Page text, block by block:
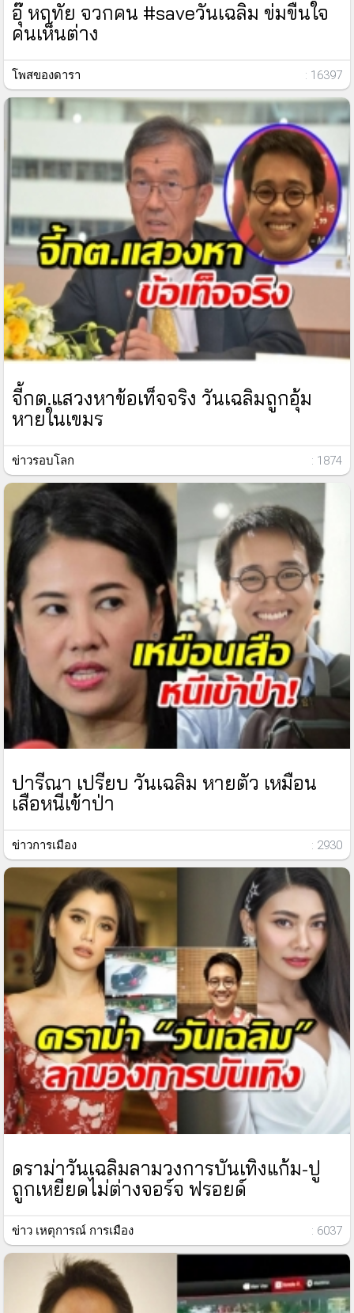
อุ๊ หฤทัย จวกคน #saveวันเฉลิม ข่มขืนใจ
คนเห็นต่าง
โพสของดารา : 16397
จี้กต.แสวงหาข้อเท็จจริง วันเฉลิมถูกอุ้ม
หายในเขมร
ข่าวรอบโลก : 1874
ปารีณา เปรียบ วันเฉลิม หายตัว เหมือน
เสือหนีเข้าป่า
ข่าวการเมือง : 2930
ดราม่าวันเฉลิมลามวงการบันเทิงแก้ม-ปู
ถูกเหยียดไม่ต่างจอร์จ ฟรอยด์
ข่าว เหตุการณ์ การเมือง : 6037